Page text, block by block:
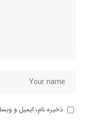
ذخیره نام، ایمیل و